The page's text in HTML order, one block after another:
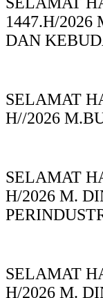
1447.H/
DAN
SELAMAT
H//2026
SELAMAT
H/2026 M.
SELAMAT
H/2026 M.